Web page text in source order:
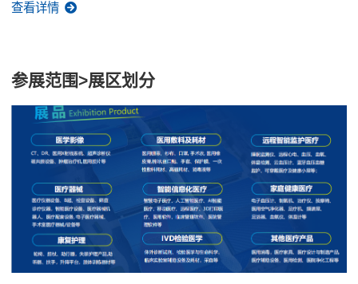
查看详情
参展范围>展区划分